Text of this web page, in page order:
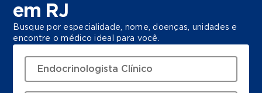
em RJ
Busque por especialidade, nome, doenças, unidades e
encontre o médico ideal para você.